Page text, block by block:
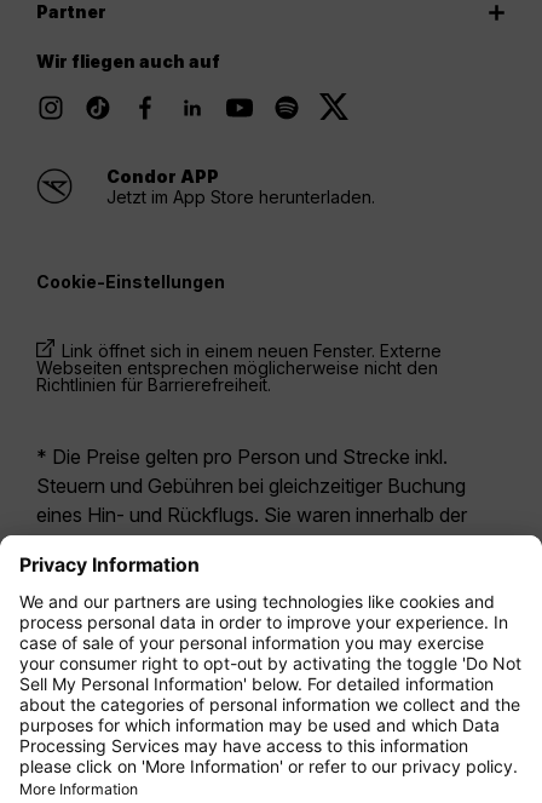
Partner
Wir fliegen auch auf
Condor APP
Jetzt im App Store herunterladen.
Cookie-Einstellungen
Link öffnet sich in einem neuen Fenster. Externe
Webseiten entsprechen möglicherweise nicht den
Richtlinien für Barrierefreiheit.
* Die Preise gelten pro Person und Strecke inkl.
Steuern und Gebühren bei gleichzeitiger Buchung
eines Hin- und Rückflugs. Sie waren innerhalb der
möglicherweise nicht mehr aktuell. Bei den für die
Economy Class angegebenen Tarifen handelt es
sich i.d.R. um Economy Zero, unsere restriktivste
Tarifoption. Es können hierfür zusätzliche Gebühren
fürAufgabegepäck oder für andere optionale
Leistungen anfallen. Es gelten dieAllgemeinen
Geschäftsbedingungen .